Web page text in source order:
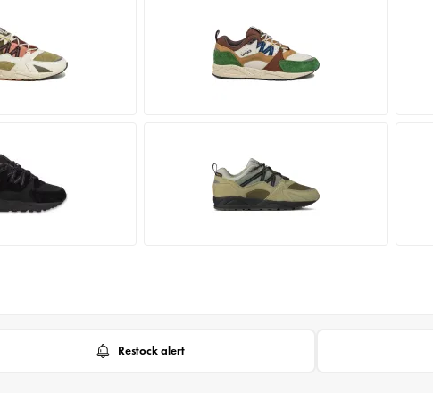
Restock alert